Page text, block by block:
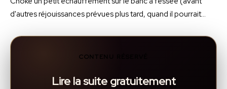
d'autres réjouissances prévues plus tard, quand il pourrait…
CONTENU RÉSERVÉ
Lire la suite gratuitement